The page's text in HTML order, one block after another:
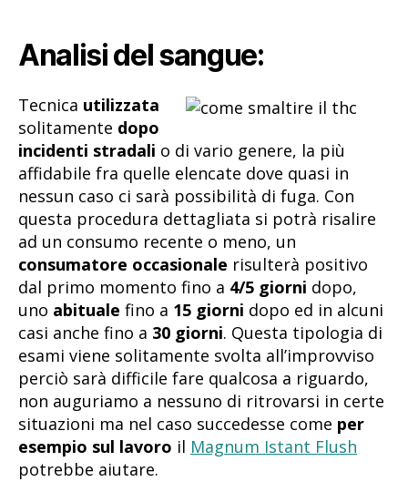
Analisi del sangue:
Tecnica utilizzata
solitamente dopo
incidenti stradali o di vario genere, la più
affidabile fra quelle elencate dove quasi in
nessun caso ci sarà possibilità di fuga. Con
questa procedura dettagliata si potrà risalire
ad un consumo recente o meno, un
consumatore occasionale risulterà positivo
dal primo momento fino a 4/5 giorni dopo,
uno abituale fino a 15 giorni dopo ed in alcuni
casi anche fino a 30 giorni. Questa tipologia di
esami viene solitamente svolta all’improvviso
perciò sarà difficile fare qualcosa a riguardo,
non auguriamo a nessuno di ritrovarsi in certe
situazioni ma nel caso succedesse come per
esempio sul lavoro il Magnum Istant Flush
potrebbe aiutare.